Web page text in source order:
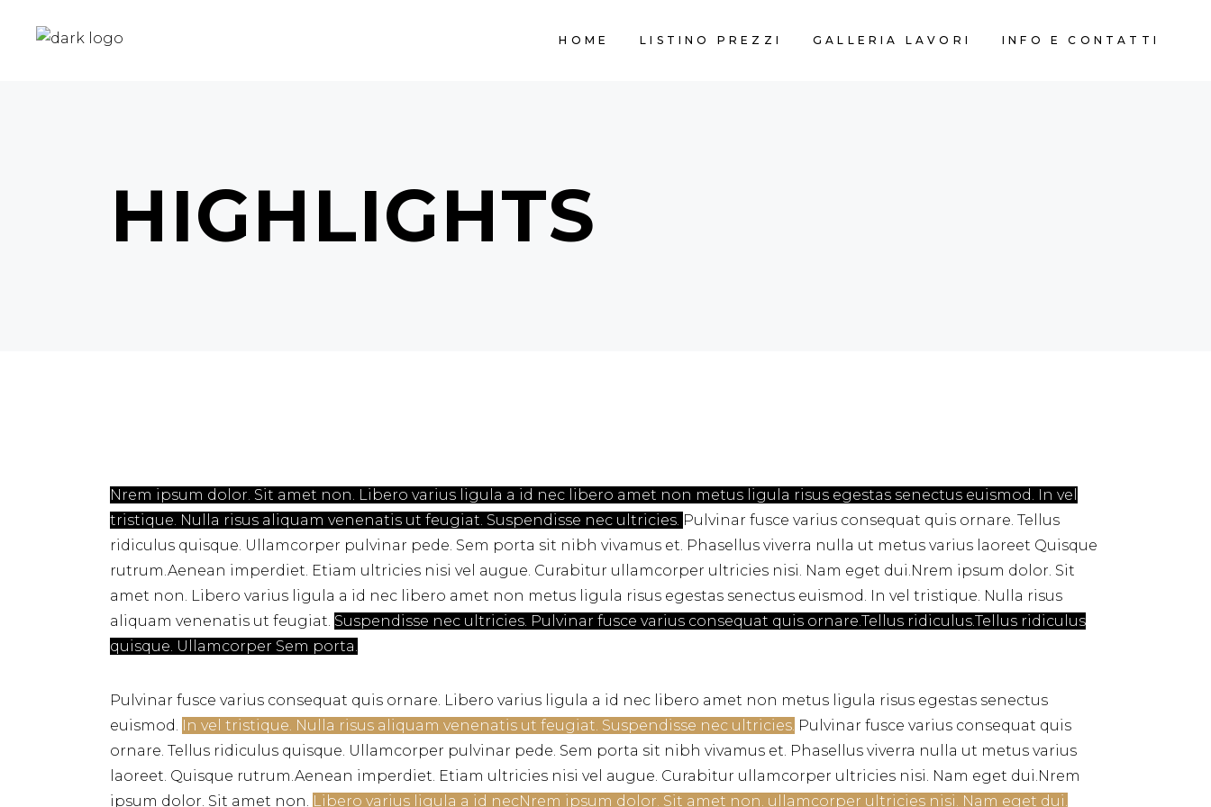
HOME LISTINO PREZZI GALLERIA LAVORI INFO E CONTATTI
HIGHLIGHTS
Nrem ipsum dolor. Sit amet non. Libero varius ligula a id nec libero amet non metus ligula risus egestas senectus euismod. In vel
tristique. Nulla risus aliquam venenatis ut feugiat. Suspendisse nec ultricies. Pulvinar fusce varius consequat quis ornare. Tellus
ridiculus quisque. Ullamcorper pulvinar pede. Sem porta sit nibh vivamus et. Phasellus viverra nulla ut metus varius laoreet Quisque
rutrum.Aenean imperdiet. Etiam ultricies nisi vel augue. Curabitur ullamcorper ultricies nisi. Nam eget dui.Nrem ipsum dolor. Sit
amet non. Libero varius ligula a id nec libero amet non metus ligula risus egestas senectus euismod. In vel tristique. Nulla risus
aliquam venenatis ut feugiat. Suspendisse nec ultricies. Pulvinar fusce varius consequat quis ornare.Tellus ridiculus.Tellus ridiculus
quisque. Ullamcorper Sem porta.
Pulvinar fusce varius consequat quis ornare. Libero varius ligula a id nec libero amet non metus ligula risus egestas senectus
euismod. In vel tristique. Nulla risus aliquam venenatis ut feugiat. Suspendisse nec ultricies. Pulvinar fusce varius consequat quis
ornare. Tellus ridiculus quisque. Ullamcorper pulvinar pede. Sem porta sit nibh vivamus et. Phasellus viverra nulla ut metus varius
laoreet. Quisque rutrum.Aenean imperdiet. Etiam ultricies nisi vel augue. Curabitur ullamcorper ultricies nisi. Nam eget dui.Nrem
ipsum dolor. Sit amet non. Libero varius ligula a id necNrem ipsum dolor. Sit amet non. ullamcorper ultricies nisi. Nam eget dui.